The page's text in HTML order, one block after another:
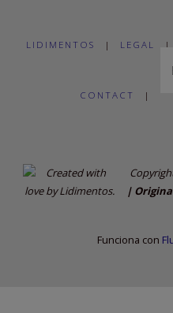
LIDIMENTOS | LEGAL |
CONTACT |
|
Funciona con